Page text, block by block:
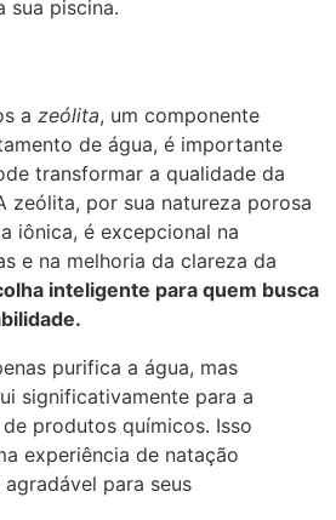
sua piscina.
a zeólita, um componente
de água, é importante
transformar a qualidade da
zeólita, por sua natureza porosa
iônica, é excepcional na
e na melhoria da clareza da
inteligente para quem busca
purifica a água, mas
significativamente para a
produtos químicos. Isso
experiência de natação
para seus